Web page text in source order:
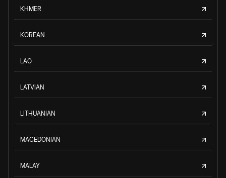
KHMER
KOREAN
LAO
LATVIAN
LITHUANIAN
MACEDONIAN
MALAY